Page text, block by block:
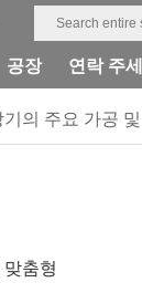
공장 연락 주
의 주요 가공
춤형